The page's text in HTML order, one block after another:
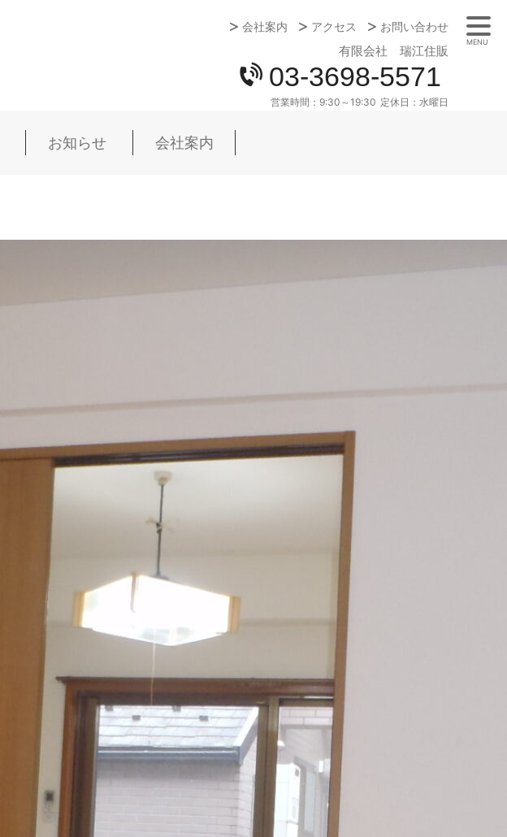
会社案内
アクセス お問い合わせ
有限会社 瑞江住販
03-3698-5571
営業時間： 9:30～19:30 定休日： 水曜日
お知らせ 会社案内
MENU